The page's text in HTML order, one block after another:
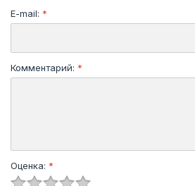
E-mail: *
Комментарий: *
Оценка: *